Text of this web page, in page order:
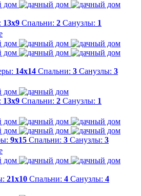
13х9 Спальни: 2 Санузлы: 1
14х14 Спальни: 3 Санузлы: 3
13х9 Спальни: 2 Санузлы: 1
9х15 Спальни: 3 Санузлы: 3
21х10 Спальни: 4 Санузлы: 4